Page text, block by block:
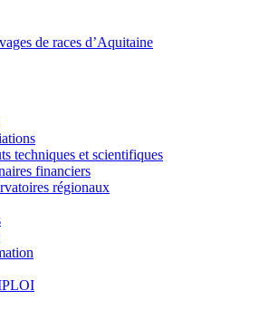
de races d’Aquitaine
techniques et scientifiques
financiers
régionaux